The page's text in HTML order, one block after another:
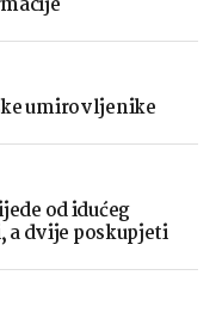
umirovljenike
od idućeg
a dvije poskupjeti